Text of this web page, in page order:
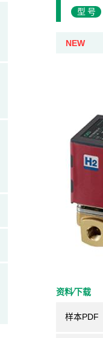
型号
NEW
资料⁄下载
样本PDF